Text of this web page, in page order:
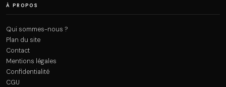
À PROPOS
Qui sommes-nous ?
Plan du site
Contact
Mentions légales
Confidentialité
CGU